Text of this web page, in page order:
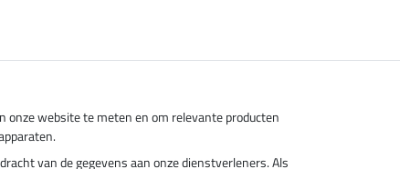
onze website te meten en om relevante producten
van de gegevens aan onze dienstverleners. Als